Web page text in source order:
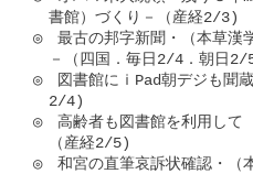
書館）づくり－（産経2/3)
◎　最古の邦字新聞・（本草漢
－（四国．毎日2/4．朝日2/
◎　図書館にｉPad朝デジも聞
2/4)
◎　高齢者も図書館を利用して
（産経2/5)
◎　和宮の直筆哀訴状確認・（